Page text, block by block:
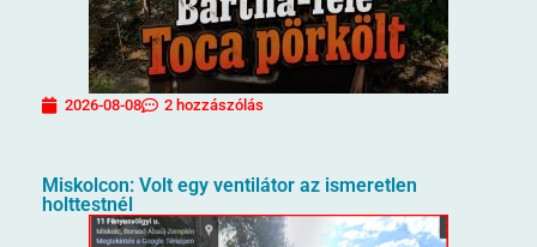
2026-08-08 2 hozzászólás
Miskolcon: Volt egy ventilátor az ismeretlen
holttestnél